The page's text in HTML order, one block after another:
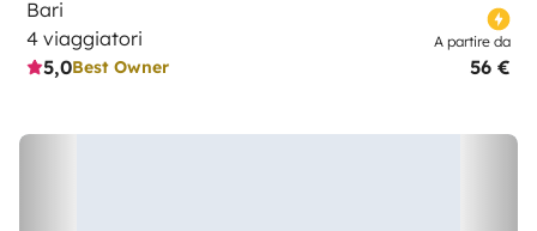
Bari
4 viaggiatori
5,0Best Owner
A partire da
56 €